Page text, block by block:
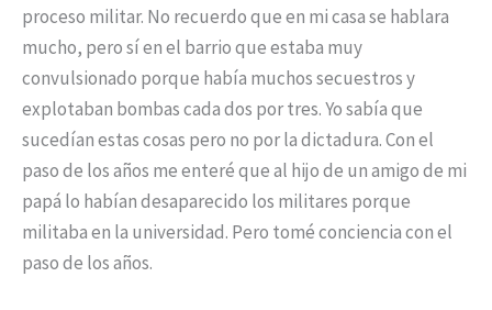
proceso militar. No recuerdo que en mi casa se hablara
mucho, pero sí en el barrio que estaba muy
convulsionado porque había muchos secuestros y
explotaban bombas cada dos por tres. Yo sabía que
sucedían estas cosas pero no por la dictadura. Con el
paso de los años me enteré que al hijo de un amigo de mi
papá lo habían desaparecido los militares porque
militaba en la universidad. Pero tomé conciencia con el
paso de los años.